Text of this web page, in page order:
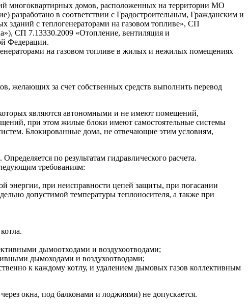
многоквартирных домов, расположенных на территории МО
разработано в соответствии с Градостроительным, Гражданским и
с теплогенераторами на газовом топливе», СП
СП 7.13330.2009 «Отопление, вентиляция и
Федерации.
на газовом топливе в жилых и нежилых помещениях
желающих за счет собственных средств выполнить перевод
являются автономными и не имеют помещений,
при этом жилые блоки имеют самостоятельные системы
Блокированные дома, не отвечающие этим условиям,
по результатам гидравлического расчета.
требованиям:
энергии, при неисправности цепей защиты, при погасании
допустимой температуры теплоносителя, а также при
дымоотходами и воздухоотводами;
дымоходами и воздухоотводами;
к каждому котлу, и удалением дымовых газов коллективным
окна, под балконами и лоджиями) не допускается.